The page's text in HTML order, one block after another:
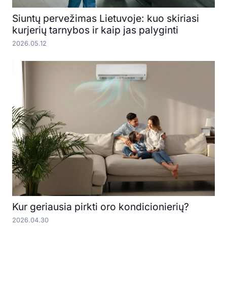
Siuntų pervežimas Lietuvoje: kuo skiriasi
kurjerių tarnybos ir kaip jas palyginti
2026.05.12
Kur geriausia pirkti oro kondicionierių?
2026.04.30